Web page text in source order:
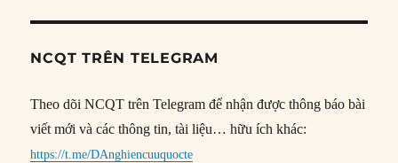
NCQT TRÊN TELEGRAM
Theo dõi NCQT trên Telegram để nhận được thông báo bài
viết mới và các thông tin, tài liệu… hữu ích khác:
https://t.me/DAnghiencuuquocte